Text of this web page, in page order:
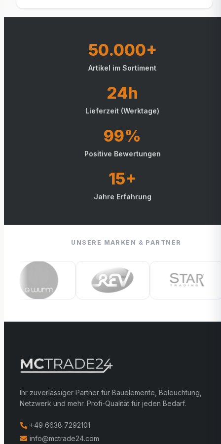
50.000+
Artikel im Sortiment
24h
Lieferzeit (Werktage)
99%
Positive Bewertungen
15+
Jahre Erfahrung
UNSERE MARKEN & PARTNER
Ihr zuverlässiger Partner für Bauelemente, Beleuchtung,
Netzwerk und mehr. Profi-Qualität für jeden Bedarf.
+49 6638 7292101
info@mctrade24.com